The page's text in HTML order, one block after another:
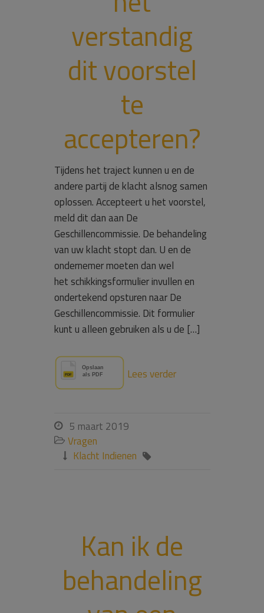
verstandig
dit voorstel
te
accepteren?
Tijdens het traject kunnen u en de
andere partij de klacht alsnog samen
oplossen. Accepteert u het voorstel,
meld dit dan aan De
Geschillencommissie. De behandeling
van uw klacht stopt dan. U en de
ondernemer moeten dan wel
het schikkingsformulier invullen en
ondertekend opsturen naar De
Geschillencommissie. Dit formulier
kunt u alleen gebruiken als u de […]
Lees verder
 5 maart 2019
 Vragen
 Klacht Indienen 
Kan ik de
behandeling